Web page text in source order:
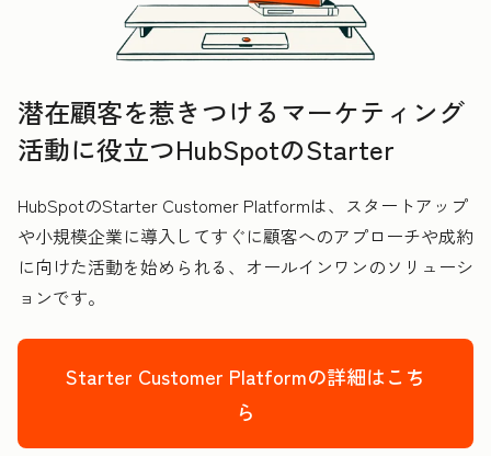
潜在顧客を惹きつけるマーケティング
活動に役立つHubSpotのStarter
HubSpotのStarter Customer Platformは、スタートアップ
や小規模企業に導入してすぐに顧客へのアプローチや成約
に向けた活動を始められる、オールインワンのソリューシ
ョンです。
Starter Customer Platformの詳細はこち
ら